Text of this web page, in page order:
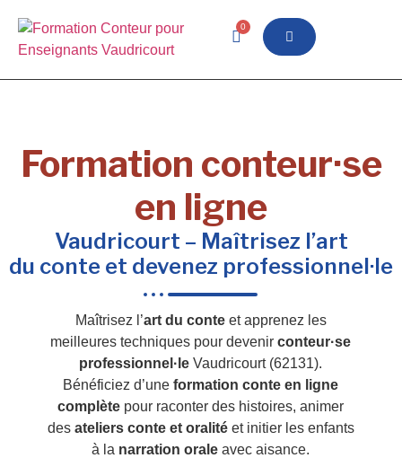
0
Formation conteur·se
en ligne
Vaudricourt – Maîtrisez l’art
du conte et devenez professionnel·le
Maîtrisez l’art du conteet apprenez les
meilleures techniques pour devenirconteur·se
professionnel·le Vaudricourt (62131).
Bénéficiez d’uneformation conte en ligne
complète pour raconter des histoires, animer
des ateliers conte et oralitéet initier les enfants
à la narration orale avec aisance.